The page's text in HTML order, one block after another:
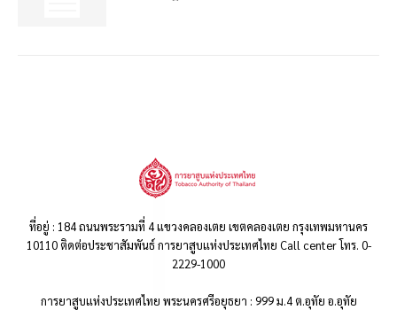
ที่อยู่ : 184 ถนนพระรามที่ 4 แขวงคลองเตย เขตคลองเตย กรุงเทพมหานคร
10110 ติดต่อประชาสัมพันธ์ การยาสูบแห่งประเทศไทย Call center โทร. 0-
2229-1000
การยาสูบแห่งประเทศไทย พระนครศรีอยุธยา : 999 ม.4 ต.อุทัย อ.อุทัย